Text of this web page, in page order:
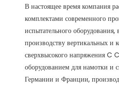
В настоящее время компания
комплектами современного
испытательного
производству вертикальных и
сверхвысокого напряжения C
оборудованием для намотки и
Германии и Франции,